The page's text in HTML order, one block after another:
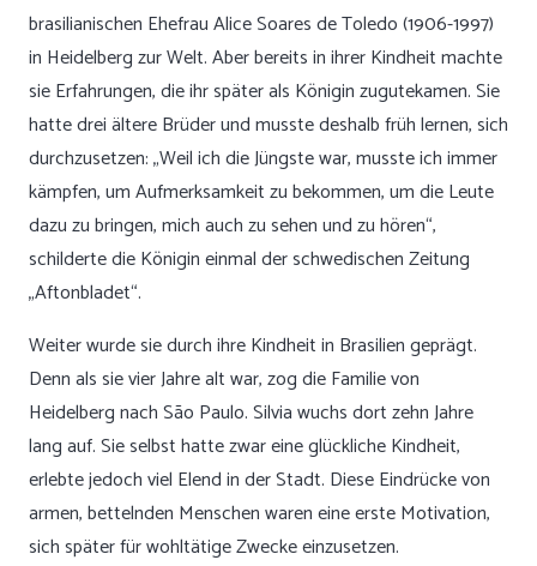
brasilianischen Ehefrau Alice Soares de Toledo (1906-1997)
in Heidelberg zur Welt. Aber bereits in ihrer Kindheit machte
sie Erfahrungen, die ihr später als Königin zugutekamen. Sie
hatte drei ältere Brüder und musste deshalb früh lernen, sich
durchzusetzen: „Weil ich die Jüngste war, musste ich immer
kämpfen, um Aufmerksamkeit zu bekommen, um die Leute
dazu zu bringen, mich auch zu sehen und zu hören“,
schilderte die Königin einmal der schwedischen Zeitung
„Aftonbladet“.
Weiter wurde sie durch ihre Kindheit in Brasilien geprägt.
Denn als sie vier Jahre alt war, zog die Familie von
Heidelberg nach São Paulo. Silvia wuchs dort zehn Jahre
lang auf. Sie selbst hatte zwar eine glückliche Kindheit,
erlebte jedoch viel Elend in der Stadt. Diese Eindrücke von
armen, bettelnden Menschen waren eine erste Motivation,
sich später für wohltätige Zwecke einzusetzen.